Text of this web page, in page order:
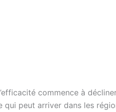
commence à
qui peut arriver dans les